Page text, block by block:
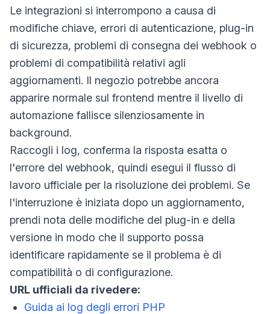
Le integrazioni si interrompono a causa di
modifiche chiave, errori di autenticazione, plug-in
di sicurezza, problemi di consegna dei webhook o
problemi di compatibilità relativi agli
aggiornamenti. Il negozio potrebbe ancora
apparire normale sul frontend mentre il livello di
automazione fallisce silenziosamente in
background.
Raccogli i log, conferma la risposta esatta o
l'errore del webhook, quindi esegui il flusso di
lavoro ufficiale per la risoluzione dei problemi. Se
l'interruzione è iniziata dopo un aggiornamento,
prendi nota delle modifiche del plug-in e della
versione in modo che il supporto possa
identificare rapidamente se il problema è di
compatibilità o di configurazione.
URL ufficiali da rivedere:
Guida ai log degli errori PHP